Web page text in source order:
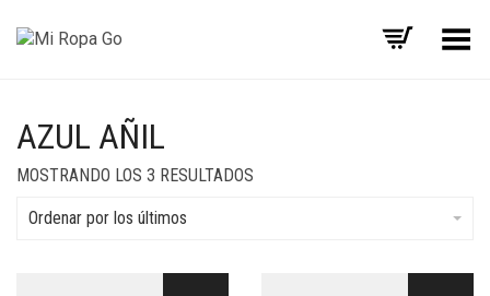
Menú
AZUL AÑIL
MOSTRANDO LOS 3 RESULTADOS
Ordenar por los últimos